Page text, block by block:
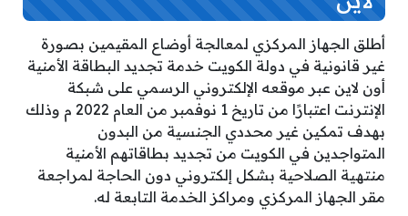
أطلق الجهاز المركزي لمعالجة أوضاع المقيمين بصورة
غير قانونية في دولة الكويت خدمة تجديد البطاقة الأمنية
أون لاين عبر موقعه الإلكتروني الرسمي على شبكة
الإنترنت اعتبارًا من تاريخ 1 نوفمبر من العام 2022 م وذلك
بهدف تمكين غير محددي الجنسية من البدون
المتواجدين في الكويت من تجديد بطاقاتهم الأمنية
منتهية الصلاحية بشكل إلكتروني دون الحاجة لمراجعة
مقر الجهاز المركزي ومراكز الخدمة التابعة له.